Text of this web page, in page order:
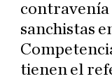
contravenía
sanchistas
tienen el